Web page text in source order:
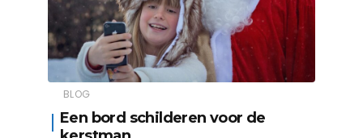
BLOG
Een bord schilderen voor de